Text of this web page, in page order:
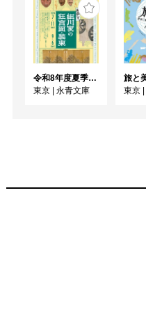
令和8年度夏季展 えいえいやっとな！蔵出し！細川家の狂言面・装束
東京
永青文庫
東京